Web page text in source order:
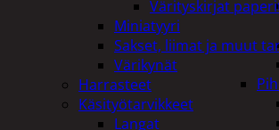
Värityskirjat
Miniatyyri
Sakset, liimat ja muut
Värikynät
Harrasteet
Käsityötarvikkeet
Langat